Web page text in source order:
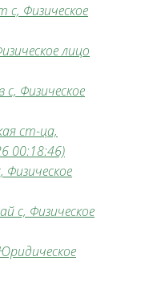
Физическое
лицо
Физическое
ст-ца,
00:18:46)
с, Физическое